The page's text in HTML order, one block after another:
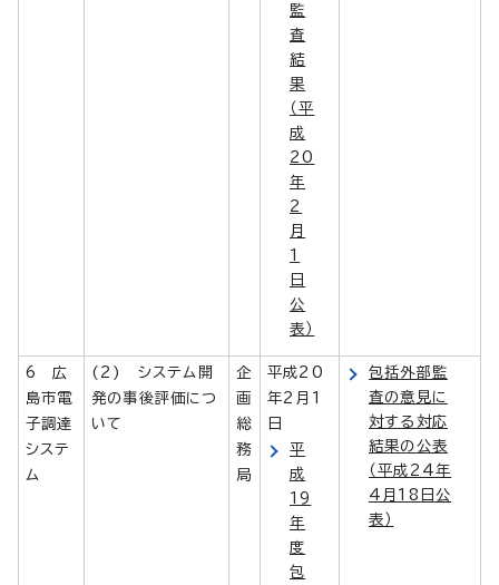
監
査
結
果
（平
成
20
年
2
月
1
日
公
表）
6 広
島市電
子調達
システ
ム
(2) システム開
発の事後評価につ
いて
企
画
総
務
局
平成20
年2月1
日
平
成
19
年
度
包
包括外部監
査の意見に
対する対応
結果の公表
（平成24年
4月18日公
表）